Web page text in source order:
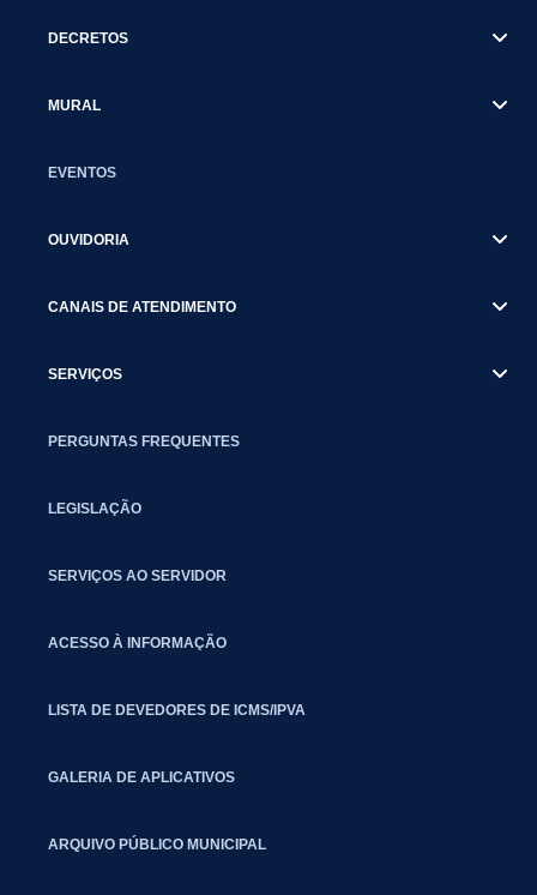
DECRETOS
MURAL
EVENTOS
OUVIDORIA
CANAIS DE ATENDIMENTO
SERVIÇOS
PERGUNTAS FREQUENTES
LEGISLAÇÃO
SERVIÇOS AO SERVIDOR
ACESSO À INFORMAÇÃO
LISTA DE DEVEDORES DE ICMS/IPVA
GALERIA DE APLICATIVOS
ARQUIVO PÚBLICO MUNICIPAL